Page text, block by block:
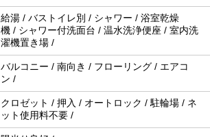
給湯 / バストイレ別 / シャワー / 浴室乾燥
機 / シャワー付洗面台 / 温水洗浄便座 / 室内洗
濯機置き場 /
バルコニー / 南向き / フローリング / エアコ
ン /
クロゼット / 押入 / オートロック / 駐輪場 / ネ
ット使用料不要 /